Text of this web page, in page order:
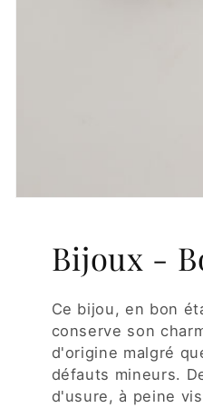
Bijoux -
Ce bijou, en bon
conserve son
d'origine malgré
défauts mineurs.
d'usure, à peine